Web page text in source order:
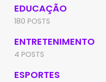
EDUCAÇÃO
180 POSTS
ENTRETENIMENTO
4 POSTS
ESPORTES